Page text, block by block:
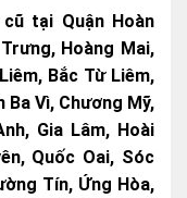
tại Quận Hoàn
Hoàng Mai,
Bắc Từ Liêm,
Ba Vì, Chương Mỹ,
Gia Lâm, Hoài
Quốc Oai, Sóc
Tín, Ứng Hòa,